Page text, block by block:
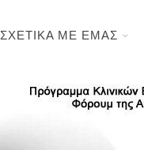
ΣΧΕΤΙΚΑ ΜΕ ΕΜΑΣ